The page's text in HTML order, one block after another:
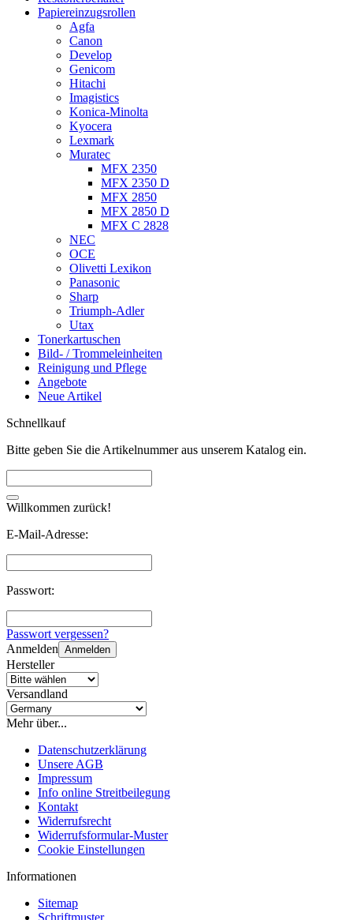
Papiereinzugsrollen
Agfa
Canon
Develop
Genicom
Hitachi
Imagistics
Konica-Minolta
Kyocera
Lexmark
Muratec
MFX 2350
MFX 2350 D
MFX 2850
MFX 2850 D
MFX C 2828
NEC
OCE
Olivetti Lexikon
Panasonic
Sharp
Triumph-Adler
Utax
Tonerkartuschen
Bild- / Trommeleinheiten
Reinigung und Pflege
Angebote
Neue Artikel
Schnellkauf
Bitte geben Sie die Artikelnummer aus unserem Katalog ein.
Willkommen zurück!
E-Mail-Adresse:
Passwort:
Passwort vergessen?
Anmelden Anmelden
Hersteller
Versandland
Mehr über...
Datenschutzerklärung
Unsere AGB
Impressum
Info online Streitbeilegung
Kontakt
Widerrufsrecht
Widerrufsformular-Muster
Cookie Einstellungen
Informationen
Sitemap
Schriftmuster